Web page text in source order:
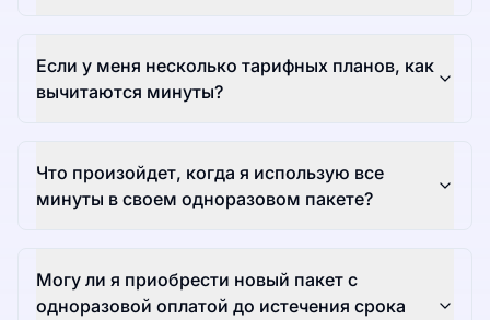
Если у меня несколько тарифных планов, как
вычитаются минуты?
Что произойдет, когда я использую все
минуты в своем одноразовом пакете?
Могу ли я приобрести новый пакет с
одноразовой оплатой до истечения срока